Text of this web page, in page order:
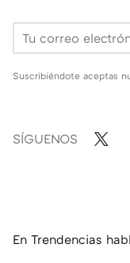
Suscribiéndote aceptas
SÍGUENOS
En Trendencias